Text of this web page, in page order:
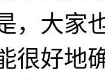
，大家
很好地